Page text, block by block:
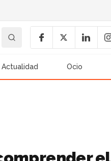
Actualidad Ocio